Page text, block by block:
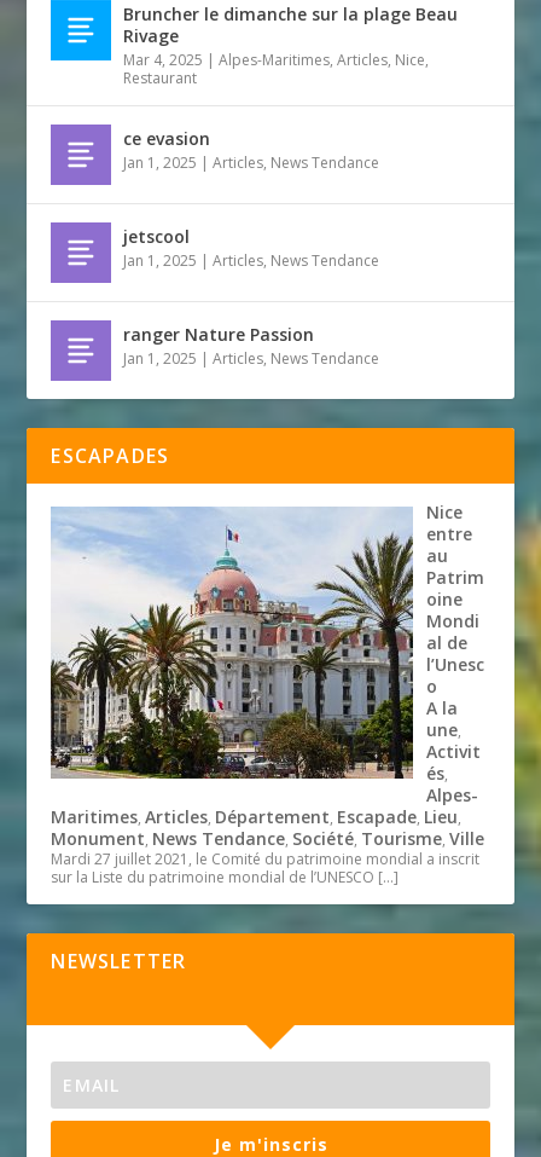
Bruncher le dimanche sur la plage Beau
Rivage
Mar 4, 2025 |Alpes-Maritimes,Articles, Nice,
Restaurant
ce evasion
Jan 1, 2025 |Articles, News Tendance
jetscool
Jan 1, 2025 |Articles, News Tendance
ranger Nature Passion
Jan 1, 2025 |Articles, News Tendance
ESCAPADES
Nice
entre
au
Patrim
oine
Mondi
al de
l’Unesc
o
A la
une,
Activit
és,
Alpes-
Maritimes,Articles, Département, Escapade, Lieu,
Monument, News Tendance, Société, Tourisme,Ville
Mardi 27 juillet 2021, le Comité du patrimoine mondial a inscrit
sur la Liste du patrimoine mondial de l’UNESCO […]
NEWSLETTER
Je m'inscris